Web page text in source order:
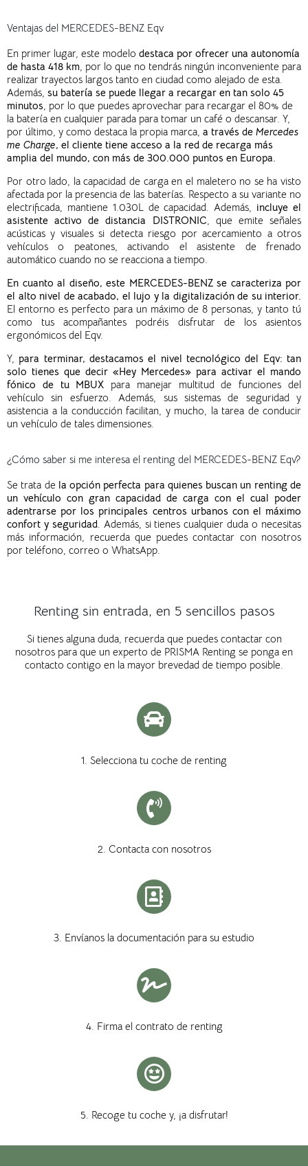
Ventajas del MERCEDES-BENZ Eqv
En primer lugar, este modelo destaca por ofrecer una autonomía
de hasta 418 km, por lo que no tendrás ningún inconveniente para
realizar trayectos largos tanto en ciudad como alejado de esta.
Además, su batería se puede llegar a recargar en tan solo 45
minutos, por lo que puedes aprovechar para recargar el 80% de
la batería en cualquier parada para tomar un café o descansar. Y,
por último, y como destaca la propia marca, a través de Mercedes
me Charge, el cliente tiene acceso a la red de recarga más
amplia del mundo, con más de 300.000 puntos en Europa.
Por otro lado, la capacidad de carga en el maletero no se ha visto
afectada por la presencia de las baterías. Respecto a su variante no
electrificada, mantiene 1.030L de capacidad.Además, incluye el
asistente activo de distancia DISTRONIC, que emite señales
acústicas y visuales si detecta riesgo por acercamiento a otros
vehículos o peatones, activando el asistente de frenado
automático cuando no se reacciona a tiempo.
En cuanto al diseño, este MERCEDES-BENZ se caracteriza por
el alto nivel de acabado, el lujo y la digitalización de su interior.
El entorno es perfecto para un máximo de 8 personas, y tanto tú
como tus acompañantes podréis disfrutar de los asientos
ergonómicos del Eqv.
Y,para terminar, destacamos el nivel tecnológico del Eqv: tan
solo tienes que decir «Hey Mercedes» para activar el mando
fónico de tu MBUX para manejar multitud de funciones del
vehículo sin esfuerzo. Además, sus sistemas de seguridad y
asistencia a la conducción facilitan, y mucho, la tarea de conducir
un vehículo de tales dimensiones.
¿Cómo saber si me interesa el renting del MERCEDES-BENZ Eqv?
Se trata de la opción perfecta para quienes buscan un renting de
un vehículo con gran capacidad de carga con el cual poder
adentrarse por los principales centros urbanos con el máximo
confort y seguridad. Además, si tienes cualquier duda o necesitas
más información, recuerda que puedes contactar con nosotros
por teléfono, correo o WhatsApp.
Renting sin entrada, en 5 sencillos pasos
Si tienes alguna duda, recuerda que puedes contactar con
nosotros para que un experto de PRISMA Renting se ponga en
contacto contigo en la mayor brevedad de tiempo posible.
1. Selecciona tu coche de renting
2. Contacta con nosotros
3. Envíanos la documentación para su estudio
4. Firma el contrato de renting
5. Recoge tu coche y, ¡a disfrutar!